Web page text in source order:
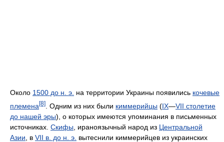
Около 1500 до н. э. на территории Украины появились кочевые
племена [8] . Одним из них были киммерийцы (IX—VII столетие
до нашей эры), о которых имеются упоминания в письменных
источниках. Скифы , ираноязычный народ из Центральной
Азии , в VII в. до н. э. вытеснили киммерийцев из украинских